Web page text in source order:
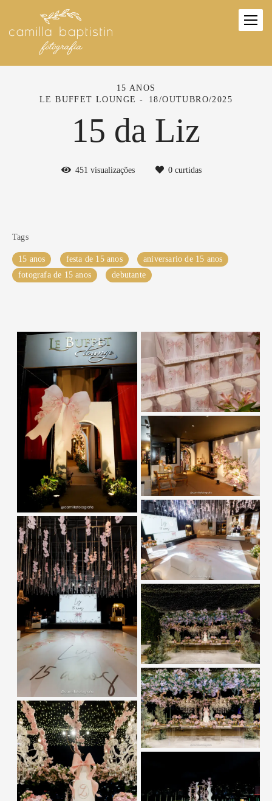
15 ANOS
LE BUFFET LOUNGE
18/OUTUBRO/2025
15 da Liz
451 visualizações 0 curtidas
Tags
15 anos festa de 15 anos
aniversario de 15 anos
fotografa de 15 anos
debutante